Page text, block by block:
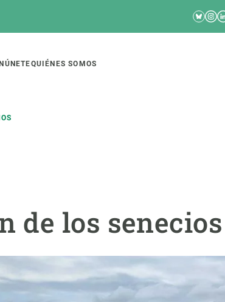
Bluesky
ÚNETEQUIÉNES SOMOS
de los senecios
Biodiversidad
Funcionamento de ecosistemas
Observación de la Tierra
Soluciones
Política y